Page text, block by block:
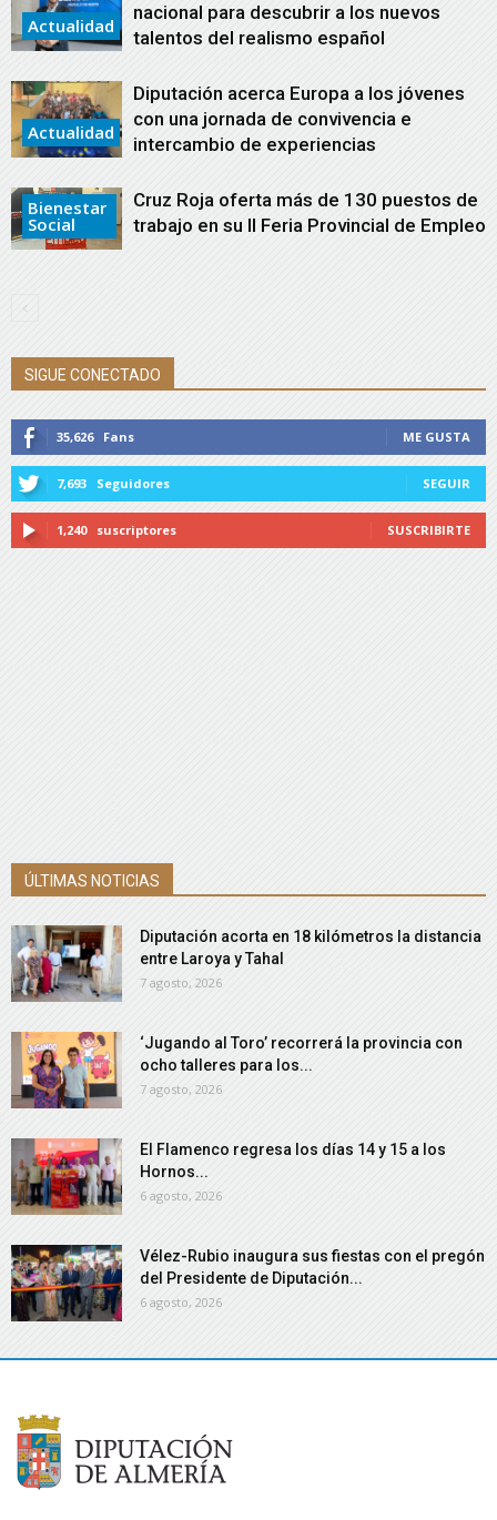
Actualidad
nacional para descubrir a los nuevos
talentos del realismo español
Actualidad
Diputación acerca Europa a los jóvenes
con una jornada de convivencia e
intercambio de experiencias
Bienestar
Social
Cruz Roja oferta más de 130 puestos de
trabajo en su II Feria Provincial de Empleo
SIGUE CONECTADO
35,626 Fans ME GUSTA
7,693 Seguidores SEGUIR
1,240 suscriptores SUSCRIBIRTE
ÚLTIMAS NOTICIAS
Diputación acorta en 18 kilómetros la distancia
entre Laroya y Tahal
7 agosto, 2026
‘Jugando al Toro’ recorrerá la provincia con
ocho talleres para los...
7 agosto, 2026
El Flamenco regresa los días 14 y 15 a los
Hornos...
6 agosto, 2026
Vélez-Rubio inaugura sus fiestas con el pregón
del Presidente de Diputación...
6 agosto, 2026